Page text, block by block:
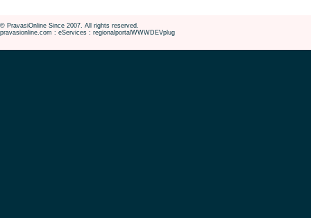
© PravasiOnline Since 2007. All rights reserved.
pravasionline.com : eServices : regionalportalWWWDEVplug